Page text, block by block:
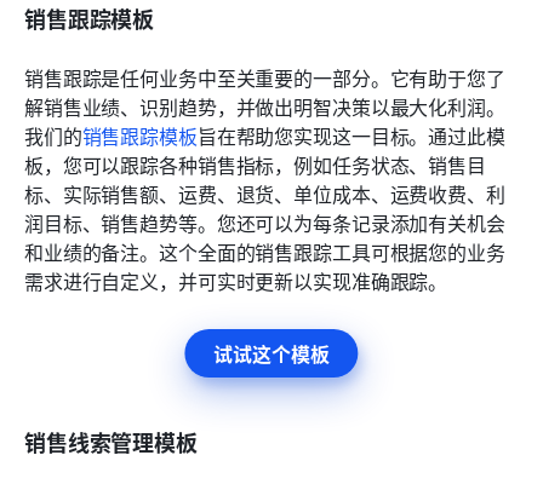
销售跟踪模板
销售跟踪是任何业务中至关重要的一部分。它有助于您了
解销售业绩、识别趋势，并做出明智决策以最大化利润。
我们的销售跟踪模板旨在帮助您实现这一目标。通过此模
板，您可以跟踪各种销售指标，例如任务状态、销售目
标、实际销售额、运费、退货、单位成本、运费收费、利
润目标、销售趋势等。您还可以为每条记录添加有关机会
和业绩的备注。这个全面的销售跟踪工具可根据您的业务
需求进行自定义，并可实时更新以实现准确跟踪。
试试这个模板
销售线索管理模板